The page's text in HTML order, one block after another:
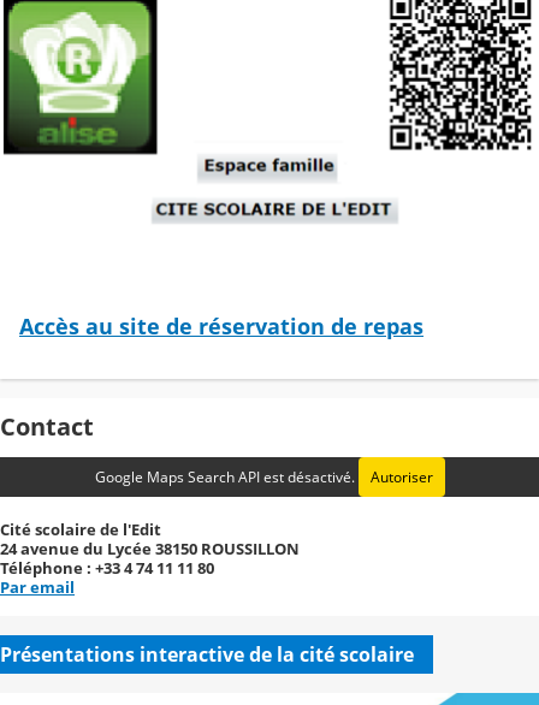
Accès au site de réservation de repas
Contact
Google Maps Search API est désactivé. Autoriser
Cité scolaire de l'Edit
24 avenue du Lycée 38150 ROUSSILLON
Téléphone : +33 4 74 11 11 80
Par email
Présentations interactive de la cité scolaire